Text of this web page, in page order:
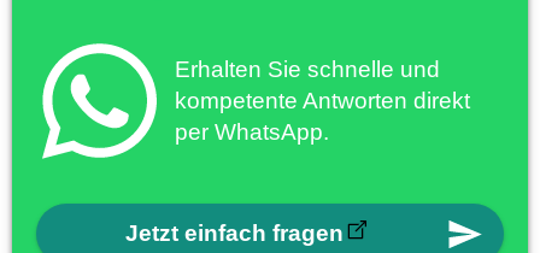
Erhalten Sie schnelle und
kompetente Antworten direkt
per WhatsApp.
Jetzt einfach fragen